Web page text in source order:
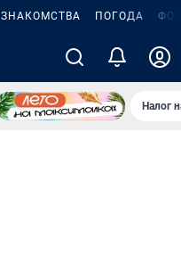
ЗНАКОМСТВА ПОГОДА
Налог